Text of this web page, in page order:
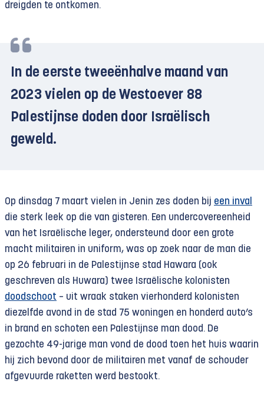
dreigden te ontkomen.
In de eerste tweeënhalve maand van
2023 vielen op de Westoever 88
Palestijnse doden door Israëlisch
geweld.
Op dinsdag 7 maart vielen in Jenin zes doden bij een inval
die sterk leek op die van gisteren. Een undercovereenheid
van het Israëlische leger, ondersteund door een grote
macht militairen in uniform, was op zoek naar de man die
op 26 februari in de Palestijnse stad Hawara (ook
geschreven als Huwara) twee Israëlische kolonisten
doodschoot – uit wraak staken vierhonderd kolonisten
diezelfde avond in de stad 75 woningen en honderd auto’s
in brand en schoten een Palestijnse man dood. De
gezochte 49-jarige man vond de dood toen het huis waarin
hij zich bevond door de militairen met vanaf de schouder
afgevuurde raketten werd bestookt.